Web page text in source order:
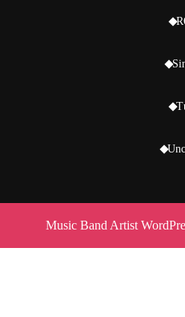
Music Band Artist